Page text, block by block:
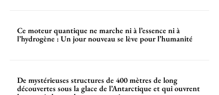
Ce moteur quantique ne marche ni à l’essence ni à
l’hydrogène : Un jour nouveau se lève pour l’humanité
De mystérieuses structures de 400 mètres de long
découvertes sous la glace de l’Antarctique et qui ouvrent